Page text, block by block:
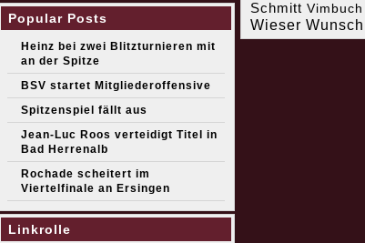
Popular Posts
Heinz bei zwei Blitzturnieren mit
an der Spitze
BSV startet Mitgliederoffensive
Spitzenspiel fällt aus
Jean-Luc Roos verteidigt Titel in
Bad Herrenalb
Rochade scheitert im
Viertelfinale an Ersingen
Linkrolle
Schmitt Vimbuch
Wieser Wunsch